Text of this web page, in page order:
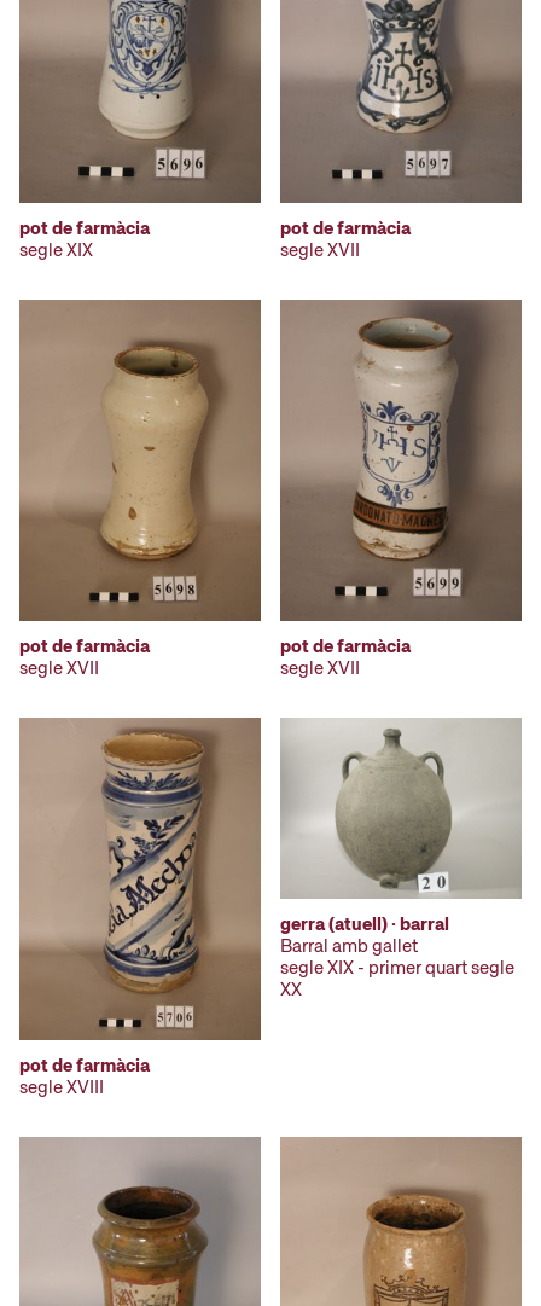
pot de farmàcia
segle XIX
pot de farmàcia
segle XVII
pot de farmàcia
segle XVII
pot de farmàcia
segle XVII
pot de farmàcia
segle XVIII
gerra (atuell) · barral
Barral amb gallet
segle XIX - primer quart segle
XX